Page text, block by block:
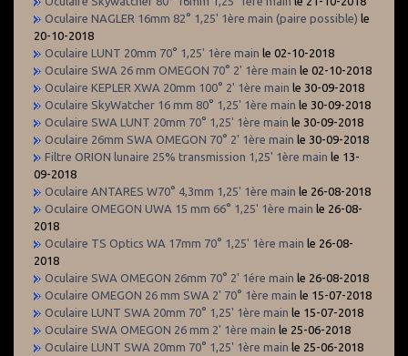
Oculaire NAGLER 16mm 82° 1,25' 1ère main (paire possible) le
20-10-2018
Oculaire LUNT 20mm 70° 1,25' 1ère main le 02-10-2018
Oculaire SWA 26 mm OMEGON 70° 2' 1ère main le 02-10-2018
Oculaire KEPLER XWA 20mm 100° 2' 1ère main le 30-09-2018
Oculaire SkyWatcher 16 mm 80° 1,25' 1ère main le 30-09-2018
Oculaire SWA LUNT 20mm 70° 1,25' 1ère main le 30-09-2018
Oculaire 26mm SWA OMEGON 70° 2' 1ère main le 30-09-2018
Filtre ORION lunaire 25% transmission 1,25' 1ère main le 13-
09-2018
Oculaire ANTARES W70° 4,3mm 1,25' 1ère main le 26-08-2018
Oculaire OMEGON UWA 15 mm 66° 1,25' 1ère main le 26-08-
2018
Oculaire TS Optics WA 17mm 70° 1,25' 1ère main le 26-08-
2018
Oculaire SWA OMEGON 26mm 70° 2' 1ére main le 26-08-2018
Oculaire OMEGON 26 mm SWA 2' 70° 1ère main le 15-07-2018
Oculaire LUNT SWA 20mm 70° 1,25' 1ère main le 15-07-2018
Oculaire SWA OMEGON 26 mm 2' 1ère main le 25-06-2018
Oculaire LUNT SWA 20mm 70° 1,25' 1ère main le 25-06-2018